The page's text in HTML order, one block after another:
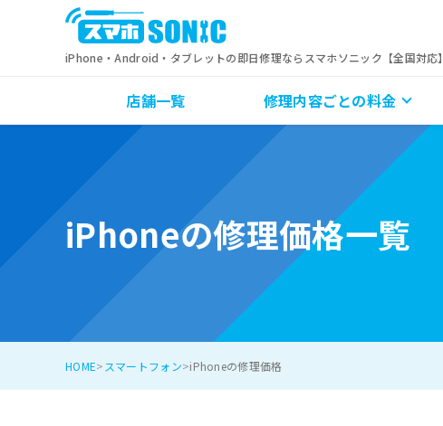
iPhone・Android・タブレットの即日修理ならスマホソニック【全国対応】
店舗一覧 修理内容ごとの料金
iPhoneの修理価格一覧
HOME スマートフォン iPhoneの修理価格